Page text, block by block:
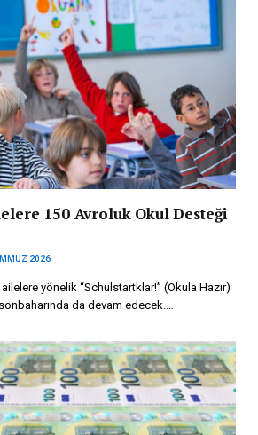
150 Avroluk Okul Desteği
2026
yönelik “Schulstartklar!” (Okula Hazır)
da devam edecek.…